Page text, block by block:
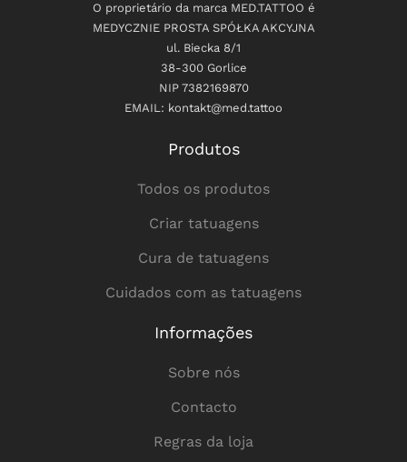
O proprietário da marca MED.TATTOO é
MEDYCZNIE PROSTA SPÓŁKA AKCYJNA
ul. Biecka 8/1
38-300 Gorlice
NIP 7382169870
EMAIL: kontakt@med.tattoo
Produtos
Todos os produtos
Criar tatuagens
Cura de tatuagens
Cuidados com as tatuagens
Informações
Sobre nós
Contacto
Regras da loja